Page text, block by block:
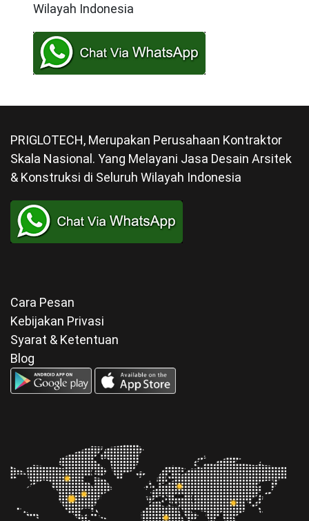
Wilayah Indonesia
PRIGLOTECH, Merupakan Perusahaan Kontraktor
Skala Nasional. Yang Melayani Jasa Desain Arsitek
& Konstruksi di Seluruh Wilayah Indonesia
Cara Pesan
Kebijakan Privasi
Syarat & Ketentuan
Blog